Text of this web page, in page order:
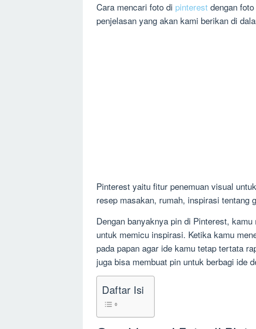
Cara mencari foto di pinterest dengan
penjelasan yang akan kami berikan di
Pinterest yaitu fitur penemuan visual
resep masakan, rumah, inspirasi tentang
Dengan banyaknya pin di Pinterest,
untuk memicu inspirasi. Ketika kamu
pada papan agar ide kamu tetap tertata
juga bisa membuat pin untuk berbagi ide
Daftar Isi